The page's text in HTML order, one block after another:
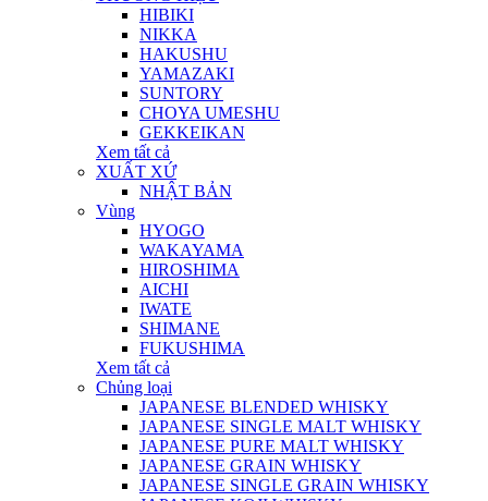
HIBIKI
NIKKA
HAKUSHU
YAMAZAKI
SUNTORY
CHOYA UMESHU
GEKKEIKAN
Xem tất cả
XUẤT XỨ
NHẬT BẢN
Vùng
HYOGO
WAKAYAMA
HIROSHIMA
AICHI
IWATE
SHIMANE
FUKUSHIMA
Xem tất cả
Chủng loại
JAPANESE BLENDED WHISKY
JAPANESE SINGLE MALT WHISKY
JAPANESE PURE MALT WHISKY
JAPANESE GRAIN WHISKY
JAPANESE SINGLE GRAIN WHISKY